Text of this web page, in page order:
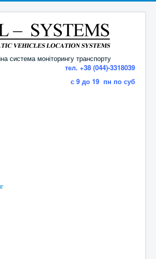
система моніторингу транспорту
тел. +38 (044)-3318039
с 9 до 19 пн по суб